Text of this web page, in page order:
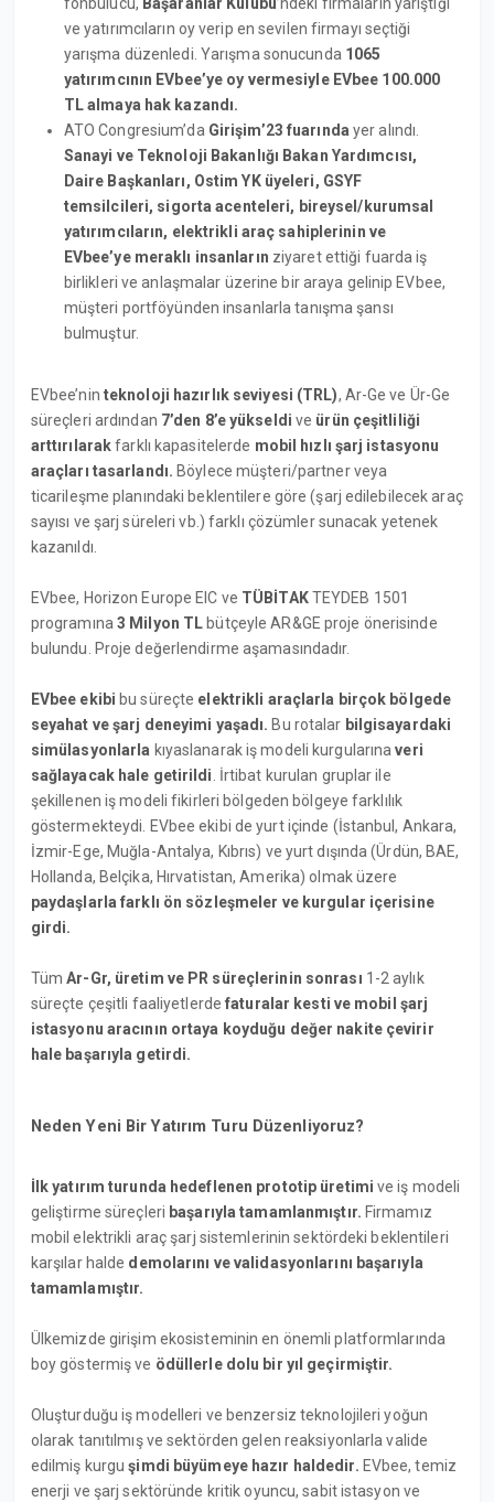
fonbulucu, Başaranlar Kulübü’ndeki firmaların yarıştığı
ve yatırımcıların oy verip en sevilen firmayı seçtiği
yarışma düzenledi. Yarışma sonucunda 1065
yatırımcının EVbee’ye oy vermesiyle EVbee 100.000
TL almaya hak kazandı.
ATO Congresium’da Girişim’23 fuarındayer alındı.
Sanayi ve Teknoloji Bakanlığı Bakan Yardımcısı,
Daire Başkanları, Ostim YK üyeleri, GSYF
temsilcileri, sigorta acenteleri, bireysel/kurumsal
yatırımcıların, elektrikli araç sahiplerinin ve
EVbee’ye meraklı insanların ziyaret ettiği fuarda iş
birlikleri ve anlaşmalar üzerine bir araya gelinip EVbee,
müşteri portföyünden insanlarla tanışma şansı
bulmuştur.
EVbee’nin teknoloji hazırlık seviyesi (TRL), Ar-Ge ve Ür-Ge
süreçleri ardından 7’den 8’e yükseldi ve ürün çeşitliliği
arttırılarakfarklı kapasitelerde mobil hızlı şarj istasyonu
araçları tasarlandı. Böylece müşteri/partner veya
ticarileşme planındaki beklentilere göre (şarj edilebilecek araç
sayısı ve şarj süreleri vb.) farklı çözümler sunacak yetenek
kazanıldı.
EVbee, Horizon Europe EIC ve TÜBİTAKTEYDEB 1501
programına3 Milyon TL bütçeyle AR&GE proje önerisinde
bulundu. Proje değerlendirme aşamasındadır.
EVbee ekibi bu süreçte elektrikli araçlarla birçok bölgede
seyahat ve şarj deneyimi yaşadı. Bu rotalar bilgisayardaki
simülasyonlarla kıyaslanarak iş modeli kurgularınaveri
sağlayacak hale getirildi. İrtibat kurulan gruplar ile
şekillenen iş modeli fikirleri bölgeden bölgeye farklılık
göstermekteydi. EVbee ekibi de yurt içinde (İstanbul, Ankara,
İzmir-Ege, Muğla-Antalya, Kıbrıs) ve yurt dışında (Ürdün, BAE,
Hollanda, Belçika, Hırvatistan, Amerika) olmak üzere
paydaşlarla farklı ön sözleşmeler ve kurgular içerisine
girdi.
TümAr-Gr, üretim ve PR süreçlerinin sonrası 1-2 aylık
süreçte çeşitli faaliyetlerdefaturalar kesti ve mobil şarj
istasyonu aracının ortaya koyduğu değer nakite çevirir
hale başarıyla getirdi.
Neden Yeni Bir Yatırım Turu Düzenliyoruz?
İlk yatırım turunda hedeflenen prototip üretimi ve iş modeli
geliştirme süreçleri başarıyla tamamlanmıştır. Firmamız
mobil elektrikli araç şarj sistemlerinin sektördeki beklentileri
karşılar halde demolarını ve validasyonlarını başarıyla
tamamlamıştır.
Ülkemizde girişim ekosisteminin en önemli platformlarında
boy göstermiş ve ödüllerle dolu bir yıl geçirmiştir.
Oluşturduğu iş modelleri ve benzersiz teknolojileri yoğun
olarak tanıtılmış ve sektörden gelen reaksiyonlarla valide
edilmiş kurguşimdi büyümeye hazır haldedir. EVbee, temiz
enerji ve şarj sektöründe kritik oyuncu, sabit istasyon ve